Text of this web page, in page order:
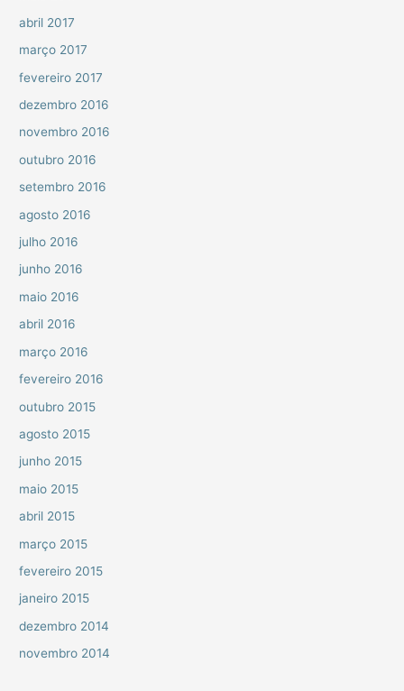
abril 2017
março 2017
fevereiro 2017
dezembro 2016
novembro 2016
outubro 2016
setembro 2016
agosto 2016
julho 2016
junho 2016
maio 2016
abril 2016
março 2016
fevereiro 2016
outubro 2015
agosto 2015
junho 2015
maio 2015
abril 2015
março 2015
fevereiro 2015
janeiro 2015
dezembro 2014
novembro 2014